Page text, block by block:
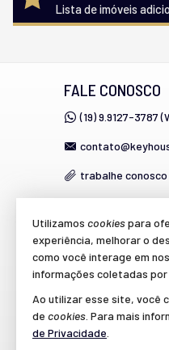
Lista de imóveis
FALE CONOSCO
(19) 9.9127-3787
trabalhe conosco
VEJA MAIS
cadastre seu
imóveis favoritos
Utilizamos cookiespara
experiência, melhorar o
como você interage em
informações coletadas por
Ao utilizar esse site, você
de cookies . Para mais
de Privacidade